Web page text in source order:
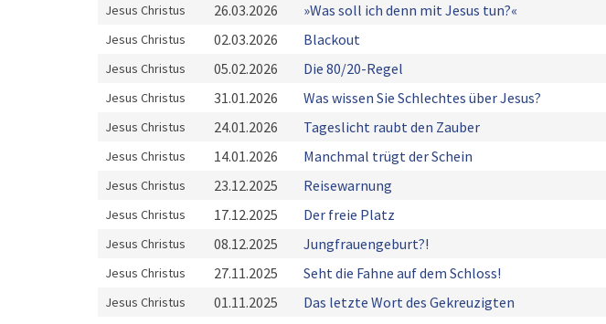
Jesus Christus 26.03.2026 »Was soll ich denn mit Jesus tun?«
Jesus Christus 02.03.2026 Blackout
Jesus Christus 05.02.2026 Die 80/20-Regel
Jesus Christus 31.01.2026 Was wissen Sie Schlechtes über Jesus?
Jesus Christus 24.01.2026 Tageslicht raubt den Zauber
Jesus Christus 14.01.2026 Manchmal trügt der Schein
Jesus Christus 23.12.2025 Reisewarnung
Jesus Christus 17.12.2025 Der freie Platz
Jesus Christus 08.12.2025 Jungfrauengeburt?!
Jesus Christus 27.11.2025 Seht die Fahne auf dem Schloss!
Jesus Christus 01.11.2025 Das letzte Wort des Gekreuzigten